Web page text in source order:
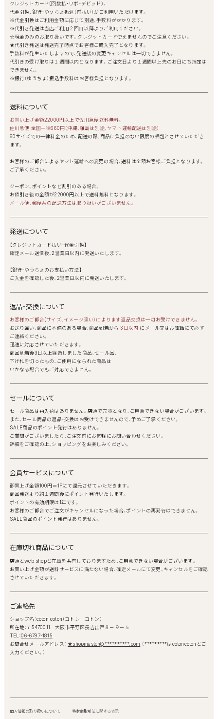
クレジットカード(回数払・リボ・デビッド）、
代金引換、銀行・ゆうちょ振込（前払い）がご利用いただけます。
※代金引換はご利用金額に応じて別途、手数料がかかります。
※代引き発送は当店ご利用２回目以降よりご利用ください。
☆現金のみのお取り扱いです。クレジットカード使えませんのでご注意ください。
★代引き発送は発送完了時点でお客様ご購入完了となります。
手数料が発生いたしますので、発送後の変更キャンセルは一切できません。
代引きの受け取りは１週間以内となります。ご注文日より１週間以上先のお日にち指定は
できません。
※銀行（ゆうちょ）振込手数料はお客様負担となります。
送料について
お買い上げ金額22000円以上で佐川急便送料無料。
佐川急便 全国一律660円（沖縄、離島は別途、ヤマト運輸配送は別途）
60サイズでの一律料金のため、配送の際、商品に負担のない限度の梱包とさせていただき
ます。
お客様のご都合によるヤマト運輸への変更の場合、送料は全額お客様ご負担となります。
ご了承ください。
クーポン、ポイントなど割引のある場合、
お値引き後の金額が22000円以上で送料無料となります。
メール便、郵便系の配送方法は取り扱いがございません。
発送について
【クレジットカード払い・代金引換】
確定メール送信後、2営業日以内に発送いたします。
【銀行・ゆうちょのお支払い方法】
ご入金を確認した後、2営業日以内に発送いたします。
返品・交換について
お客様のご都合(サイズ、イメージ違い）によります返品交換は一切お受けできません。
お送り違い、商品に不備のある場合、商品到着から3日以内 にメール又はお電話にて必ず
ご連絡ください。
迅速に対応させていただきます。
商品到着後3日以上経過しました商品、セール品、
下げ札を切ったもの、ご使用になられた商品は
いかなる場合でもご対応できません。
セールについて
セール商品は再入荷はありません。店頭で完売となり、ご用意できない場合がございます。
また、セール商品の返品・交換はお受けできませんので、予めご了承ください。
SALE商品のポイント発行はありません。
ご質問がございましたら、ご注文前にお気軽にお問い合わせください。
詳細をご確認の上、ショッピングをお楽しみください。
会員サービスについて
御買上げ金額100円＝1Pにて還元させていただきます。
商品発送より約１週間後にポイント発行いたします。
ポイントの有効期限は1年です。
お客様のご都合でご注文がキャンセルになった場合、ポイントの再発行はできません。
SALE商品のポイント発行はありません。
在庫切れ商品について
店頭とweb shopと在庫を共有しておりますため、ご用意できない場合がございます。
お買い上げ金額が送料サービスに満たない場合、確定メールにて変更、キャンセルをご確認
させていただきます。
ご連絡先
ショップ名：coton coton（コトン コトン）
所在地：〒5470011 大阪市平野区長吉出戸８－９－５
TEL：06-6797-1815
お問合せメールアドレス：★shopmaster@**********.com （*********はcotoncotonとご
入力ください。）
個人情報の取り扱いについて 特定商取引法に関する表示